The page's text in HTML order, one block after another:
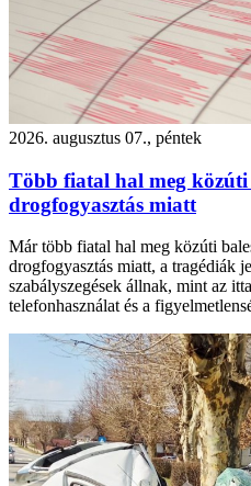
2026. augusztus 07., péntek
Több fiatal hal meg közúti
drogfogyasztás miatt
Már több fiatal hal meg közúti
drogfogyasztás miatt, a tragédiák
szabályszegések állnak, mint az
telefonhasználat és a